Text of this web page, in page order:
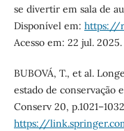
se divertir em sala de
Disponível em: https://
Acesso em: 22 jul. 2025.
BUBOVÁ, T., et al.
estado de conservação
Conserv 20,
https://